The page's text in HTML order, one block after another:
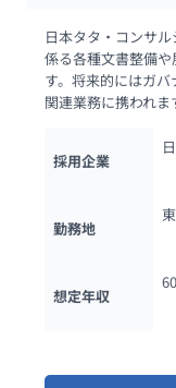
日本タタ・コンサ
係る各種文書整備
す。将来的にはガ
関連業務に携われま
採用企業
勤務地
想定年収